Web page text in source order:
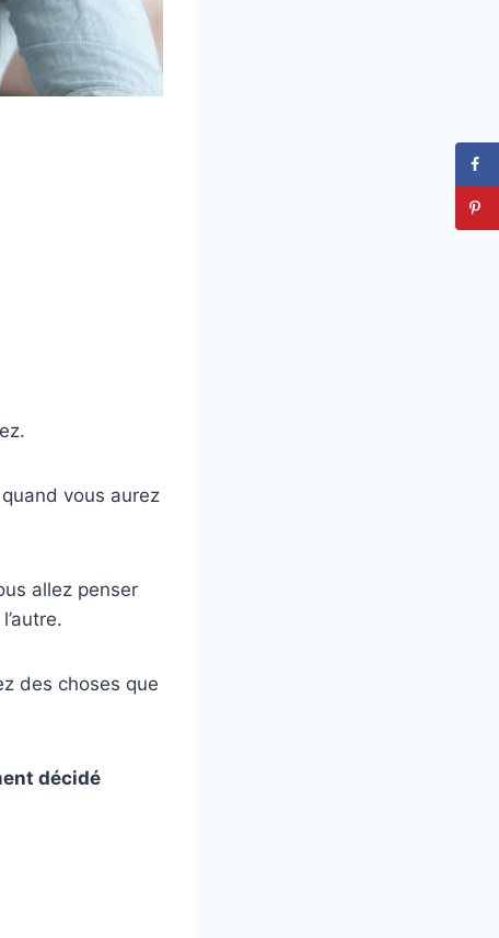
vous aurez
allez penser
des choses que
décidé